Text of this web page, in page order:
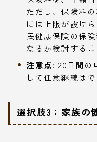
ただし、保険料
には上限が設け
民健康保険の保
なるか検討するこ
注意点: 20日間の
して任意継続はで
選択肢3：家族の